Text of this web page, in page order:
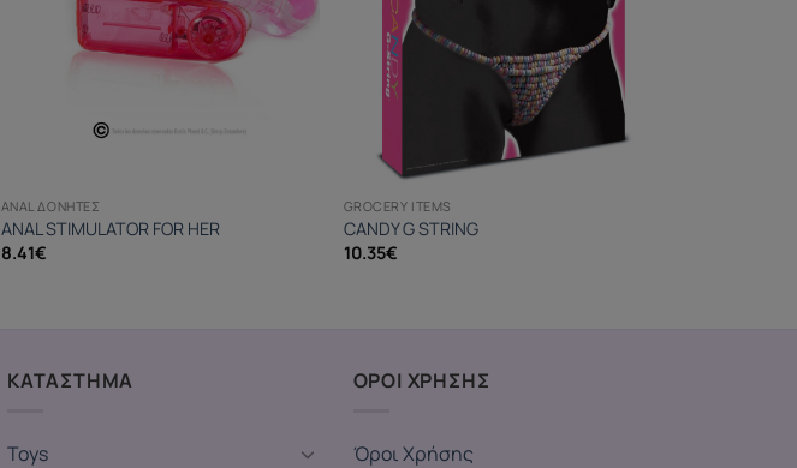
ANAL ΔΟΝΗΤΈΣ
ANAL STIMULATOR FOR HER
8.41€
GROCERY ITEMS
CANDY G STRING
10.35€
ΚΑΤΑΣΤΗΜΑ
Toys
ΟΡΟΙ ΧΡΗΣΗΣ
Όροι Χρήσης